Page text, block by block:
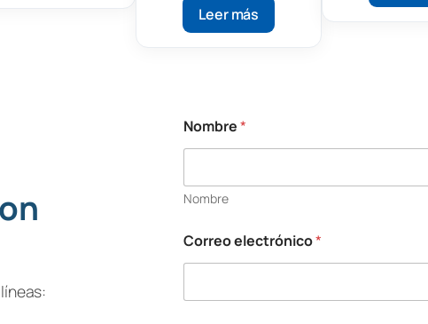
Leer más
E
s
r
i
a
a
Nombre*
Nombre
Correo electrónico*